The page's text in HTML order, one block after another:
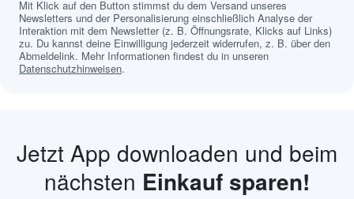
Mit Klick auf den Button stimmst du dem Versand unseres
Newsletters und der Personalisierung einschließlich Analyse der
Interaktion mit dem Newsletter (z. B. Öffnungsrate, Klicks auf Links)
zu. Du kannst deine Einwilligung jederzeit widerrufen, z. B. über den
Abmeldelink. Mehr Informationen findest du in unseren
Datenschutzhinweisen.
Jetzt App downloaden und beim
nächsten Einkauf sparen!